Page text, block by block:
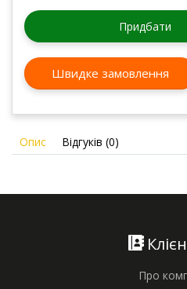
Придбати
Швидке замовлення
Опис Відгуків (0)
Про